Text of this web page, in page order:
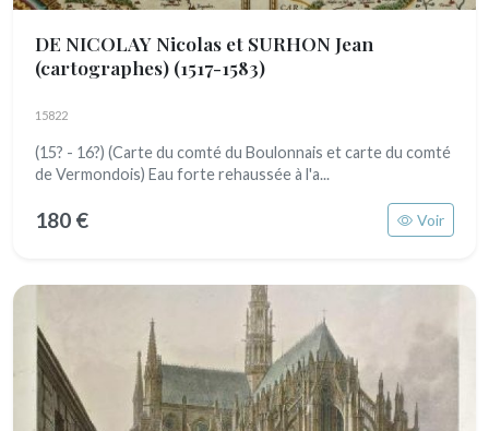
DE NICOLAY Nicolas et SURHON Jean
(cartographes) (1517-1583)
15822
(15? - 16?) (Carte du comté du Boulonnais et carte du comté
de Vermondois) Eau forte rehaussée à l'a...
180 € Voir